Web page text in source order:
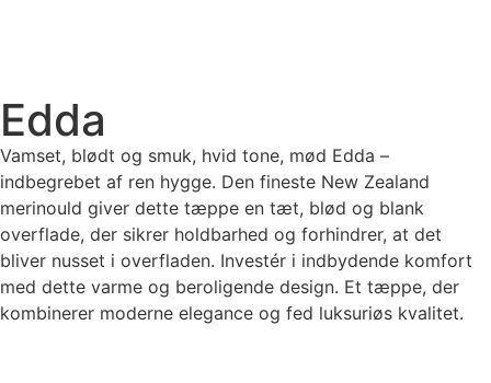
Edda
Vamset, blødt og smuk, hvid tone, mød Edda –
indbegrebet af ren hygge. Den fineste New Zealand
merinould giver dette tæppe en tæt, blød og blank
overflade, der sikrer holdbarhed og forhindrer, at det
bliver nusset i overfladen. Investér i indbydende komfort
med dette varme og beroligende design. Et tæppe, der
kombinerer moderne elegance og fed luksuriøs kvalitet.